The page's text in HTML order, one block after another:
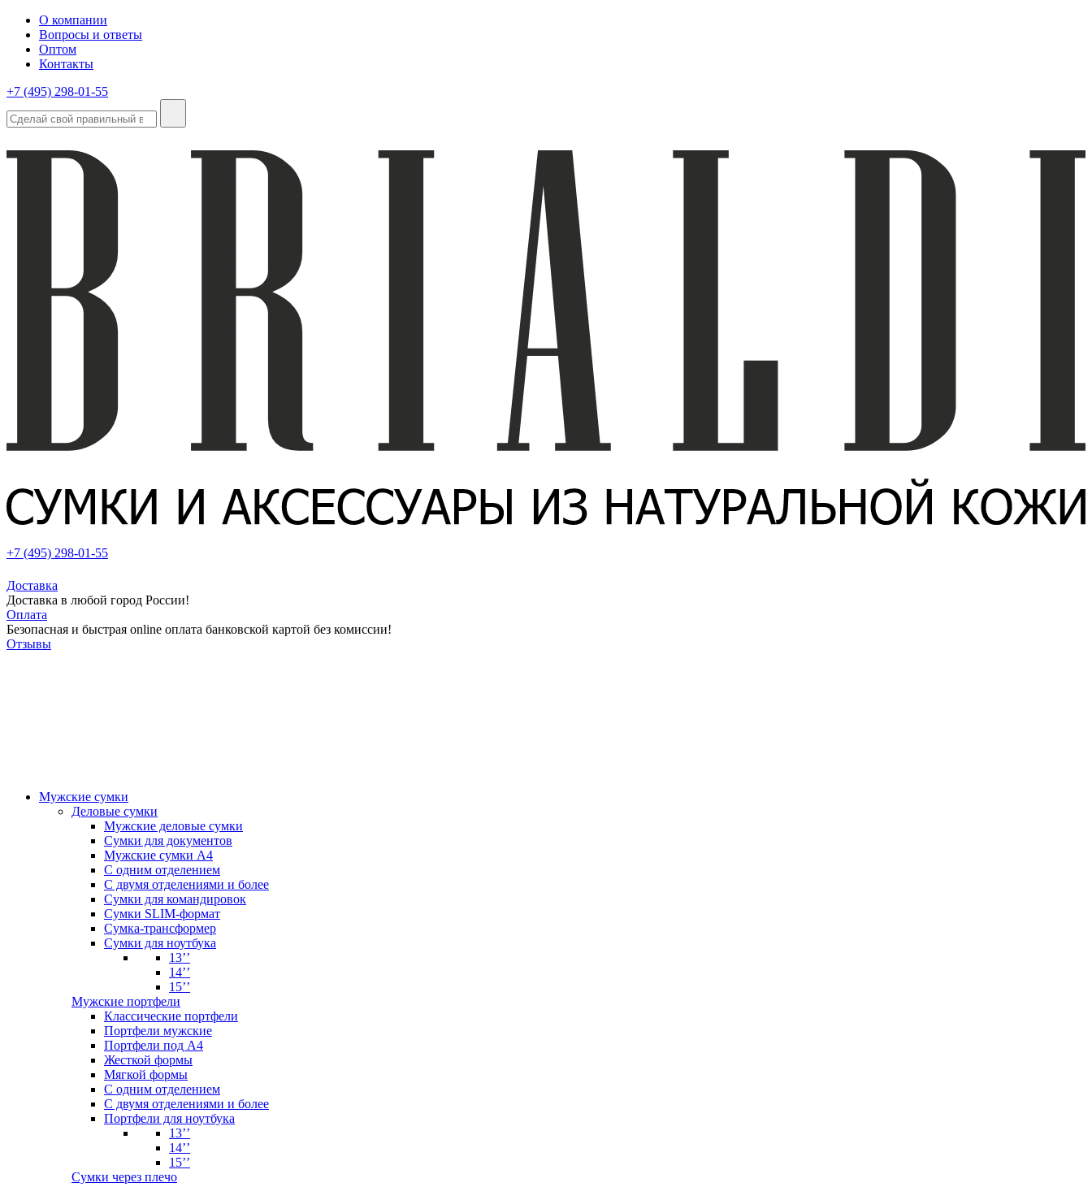
О компании
Вопросы и ответы
Оптом
Контакты
+7 (495) 298-01-55
+7 (495) 298-01-55
Доставка
Доставка в любой город России!
Оплата
Безопасная и быстрая online оплата банковской картой без комиссии!
Отзывы
Мужские сумки
Деловые сумки
Мужские деловые сумки
Сумки для документов
Мужские сумки А4
С одним отделением
С двумя отделениями и более
Сумки для командировок
Сумки SLIM-формат
Сумка-трансформер
Сумки для ноутбука
13’’
14’’
15’’
Мужские портфели
Классические портфели
Портфели мужские
Портфели под А4
Жесткой формы
Мягкой формы
С одним отделением
С двумя отделениями и более
Портфели для ноутбука
13’’
14’’
15’’
Сумки через плечо